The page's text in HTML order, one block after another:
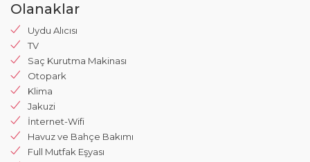
Olanaklar
Uydu Alıcısı
TV
Saç Kurutma Makinası
Otopark
Klima
Jakuzi
İnternet-Wifi
Havuz ve Bahçe Bakımı
Full Mutfak Eşyası